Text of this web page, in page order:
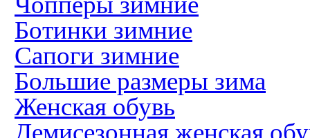
Ботинки зимние
Сапоги зимние
Большие размеры зима
Женская обувь
Демисезонная женская